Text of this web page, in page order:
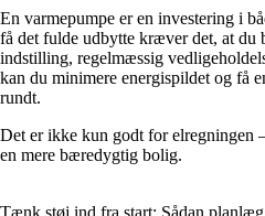
En varmepumpe er en investering i
få det fulde udbytte kræver det, at du
indstilling, regelmæssig
kan du minimere energispildet og få
rundt.
Det er ikke kun godt for elregningen
en mere bæredygtig bolig.